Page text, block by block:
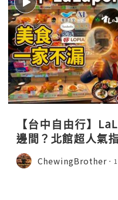
【台中自由行】
邊間？北館超人氣
度實測日本直送「
館 LOPIA 超市神級
ChewingBrother